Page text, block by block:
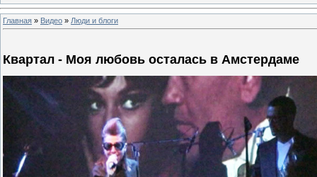
Главная » Видео » Люди и блоги
Квартал - Моя любовь осталась в Амстердаме